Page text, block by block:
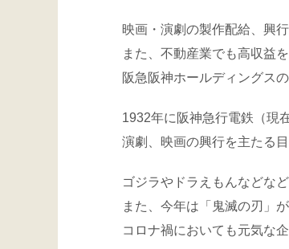
映画・演劇の製作配給、興
また、不動産業でも高収益
阪急阪神ホールディングス
1932年に阪神急行電鉄（現
演劇、映画の興行を主たる
ゴジラやドラえもんなどな
また、今年は「鬼滅の刃」
コロナ禍においても元気な